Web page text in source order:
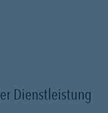
Dienstleistung